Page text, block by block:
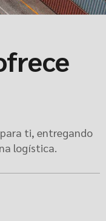
ti, entregando
logística.